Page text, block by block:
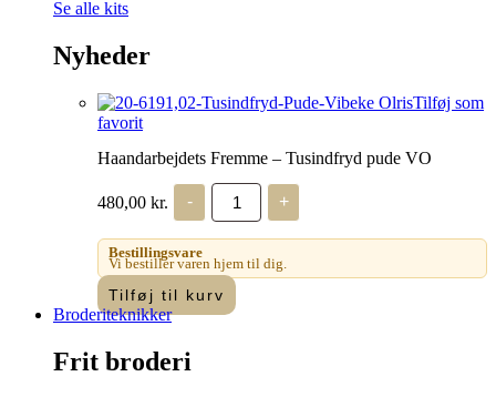
Se alle kits
Nyheder
Tilføj som
favorit
Haandarbejdets Fremme – Tusindfryd pude VO
480,00 kr. -
Haandarbejdets
Fremme
-
Tusindfryd
pude
VO
antal
+
Bestillingsvare
Vi bestiller varen hjem til dig.
Tilføj til kurv
Broderiteknikker
Frit broderi